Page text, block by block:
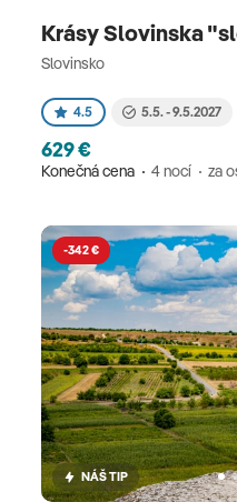
Krásy Slovinska
Slovinsko
4.5 5.5. - 9.5.2027
629 €
Konečná cena 4 nocí za
-342 €
NÁŠ TIP